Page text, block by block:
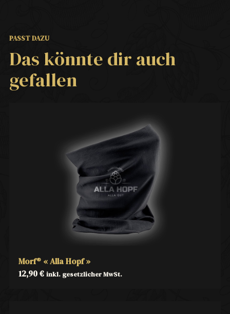
PASST DAZU
Das könnte dir auch
gefallen
Morf® « Alla Hopf »
12,90€ inkl. gesetzlicher MwSt.